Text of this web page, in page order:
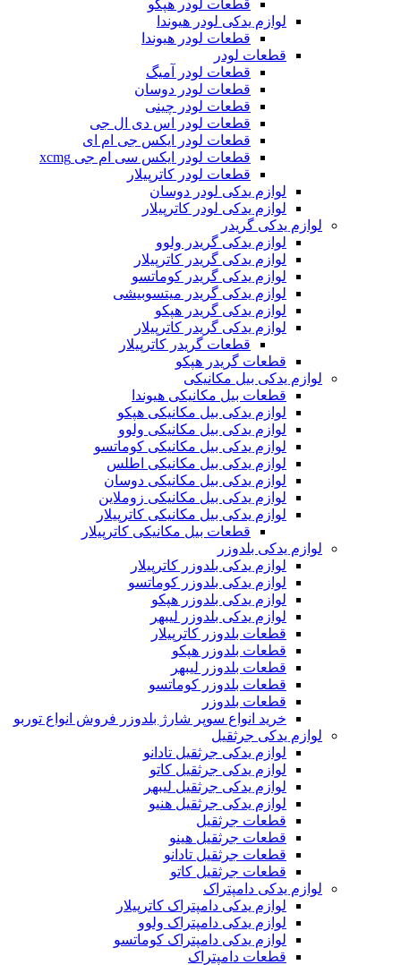
قطعات لودر هپکو
لوازم یدکی لودر هیوندا
قطعات لودر هیوندا
قطعات لودر
قطعات لودر آمیگ
قطعات لودر دوسان
قطعات لودر چینی
قطعات لودر اس دی ال جی
قطعات لودر ایکس جی ام ای
قطعات لودر ایکس سی ام جی xcmg
قطعات لودر کاترپیلار
لوازم یدکی لودر دوسان
لوازم یدکی لودر کاترپیلار
لوازم یدکی گریدر
لوازم یدکی گریدر ولوو
لوازم یدکی گریدر کاترپیلار
لوازم یدکی گریدر کوماتسو
لوازم یدکی گریدر میتسوبیشی
لوازم یدکی گریدر هپکو
لوازم یدکی گریدر کاترپیلار
قطعات گریدر کاترپیلار
قطعات گریدر هپکو
لوازم یدکی بیل مکانیکی
قطعات بیل مکانیکی هیوندا
لوازم یدکی بیل مکانیکی هپکو
لوازم یدکی بیل مکانیکی ولوو
لوازم یدکی بیل مکانیکی کوماتسو
لوازم یدکی بیل مکانیکی اطلس
لوازم یدکی بیل مکانیکی دوسان
لوازم یدکی بیل مکانیکی زوملاین
لوازم یدکی بیل مکانیکی کاترپیلار
قطعات بیل مکانیکی کاترپیلار
لوازم یدکی بلدوزر
لوازم یدکی بلدوزر کاترپیلار
لوازم یدکی بلدوزر کوماتسو
لوازم یدکی بلدوزر هپکو
لوازم یدکی بلدوزر لیبهر
قطعات بلدوزر کاترپیلار
قطعات بلدوزر هپکو
قطعات بلدوزر لیبهر
قطعات بلدوزر کوماتسو
قطعات بلدوزر
خرید انواع سوپر شارژ بلدوزر فروش انواع توربو
لوازم یدکی جرثقیل
لوازم یدکی جرثقیل تادانو
لوازم یدکی جرثقیل کاتو
لوازم یدکی جرثقیل لیبهر
لوازم یدکی جرثقیل هنیو
قطعات جرثقیل
قطعات جرثقیل هینو
قطعات جرثقیل تادانو
قطعات جرثقیل کاتو
لوازم یدکی دامپتراک
لوازم یدکی دامپتراک کاترپیلار
لوازم یدکی دامپتراک ولوو
لوازم یدکی دامپتراک کوماتسو
قطعات دامپتراک